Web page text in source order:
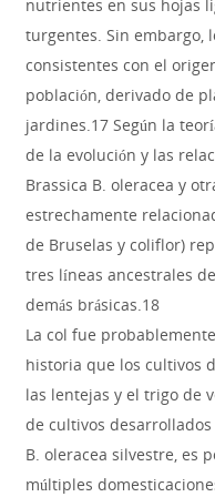
nutrientes en sus hojas
turgentes. Sin embargo,
consistentes con el
población, derivado de
jardines.17 Según la
de la evolución y las
Brassica B. oleracea y
estrechamente
de Bruselas y coliflor)
tres líneas ancestrales
demás brásicas.18
La col fue
historia que los cultivos
las lentejas y el trigo de
de cultivos
B. oleracea silvestre, es
múltiples